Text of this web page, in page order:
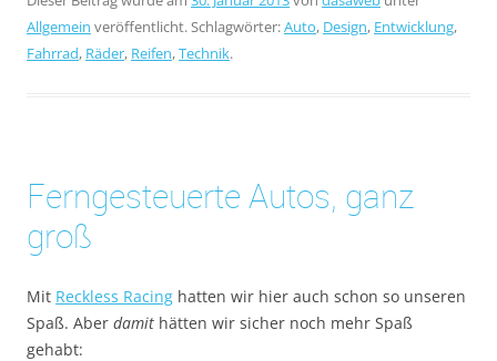
Allgemein veröffentlicht. Schlagwörter:Auto, Design, Entwicklung,
Fahrrad, Räder, Reifen,Technik.
Ferngesteuerte Autos, ganz
groß
Mit Reckless Racing hatten wir hier auch schon so unseren
Spaß. Aber damit hätten wir sicher noch mehr Spaß
gehabt: